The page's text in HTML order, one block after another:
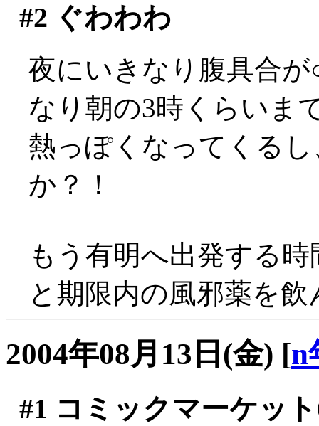
#2 ぐわわわ
夜にいきなり腹具合
なり朝の3時くらいま
熱っぽくなってくる
か？！
もう有明へ出発する
と期限内の風邪薬を
2004年08月13日(金) [n
#1 コミックマーケッ